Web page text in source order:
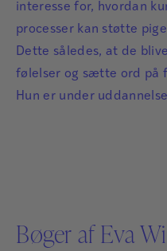
interesse for, hvordan
processer kan støtte
Dette således, at de
følelser og sætte ord på
Hun er under
Bøger af Eva